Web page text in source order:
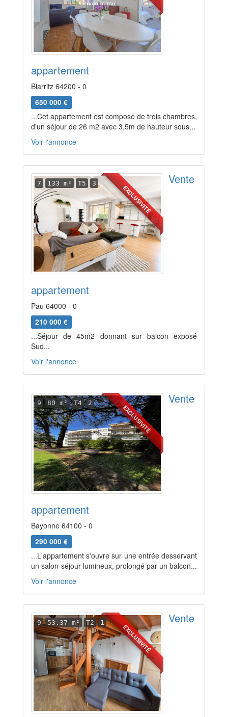
appartement
Biarritz 64200 - 0
650 000 €
...Cet appartement est composé de trois chambres,
d'un séjour de 26 m2 avec 3,5m de hauteur sous...
Voir l'annonce
EXCLUSIVITÉ
7 133 m² T5 3 Vente
appartement
Pau 64000 - 0
210 000 €
...Séjour de 45m2 donnant sur balcon exposé
Sud...
Voir l'annonce
EXCLUSIVITÉ
9 80 m² T4 2 Vente
appartement
Bayonne 64100 - 0
290 000 €
...L'appartement s'ouvre sur une entrée desservant
un salon-séjour lumineux, prolongé par un balcon...
Voir l'annonce
EXCLUSIVITÉ
9 53.37 m² T2 1 Vente